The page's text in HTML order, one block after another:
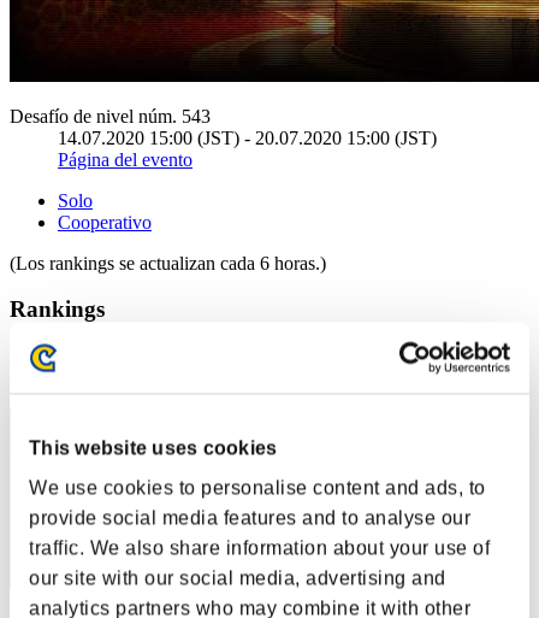
This website uses cookies
We use cookies to personalise content and ads, to
provide social media features and to analyse our
traffic. We also share information about your use of
our site with our social media, advertising and
analytics partners who may combine it with other
Desafío de nivel núm. 543
14.07.2020 15:00 (JST) - 20.07.2020 15:00 (JST)
Página del evento
Solo
Cooperativo
(Los rankings se actualizan cada 6 horas.)
Rankings
Posición